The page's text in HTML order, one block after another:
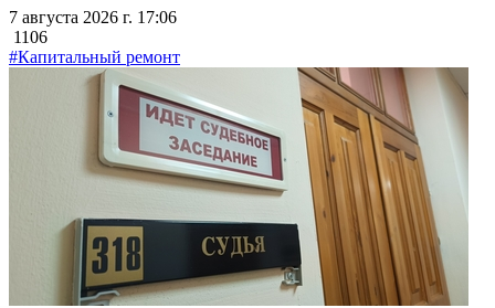
7 августа 2026 г. 17:06
1106
#Капитальный ремонт